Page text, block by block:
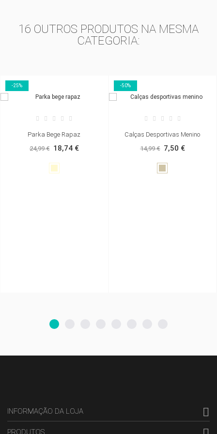
16 OUTROS PRODUTOS NA MESMA
CATEGORIA:
-50%
Calças Desportivas Menino
14,99 € 7,50 €
-50%
Macacão Comprido Linho
Rapariga
INFORMAÇÃO DA LOJA 
PRODUTOS